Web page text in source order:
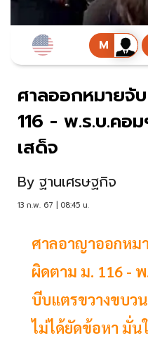
ศาลออกหมายจั
116 - พ.ร.บ.คอ
เสด็จ
By ฐานเศรษฐกิจ
13 ก.พ. 67 | 08:45 น.
ศาลอาญาออกหม
ผิดตาม ม. 116 -
บีบแตรขวางขบว
ไม่ได้ยัดข้อหา มั่